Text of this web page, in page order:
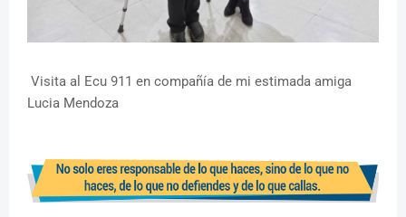
Visita al Ecu 911 en compañía de mi estimada amiga
Lucia Mendoza